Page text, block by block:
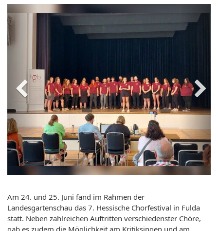
Am 24. und 25. Juni fand im Rahmen der
Landesgartenschau das 7. Hessische Chorfestival in Fulda
statt. Neben zahlreichen Auftritten verschiedenster Chöre,
gab es zudem die Möglichkeit am Kritiksingen und am